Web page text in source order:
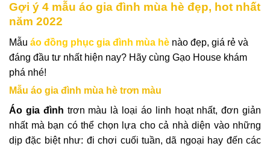
Gợi ý 4 mẫu áo gia đình mùa hè đẹp, hot nhất
năm 2022
Mẫu áo đồng phục gia đình mùa hè nào đẹp, giá rẻ và
đáng đầu tư nhất hiện nay? Hãy cùng Gạo House khám
phá nhé!
Mẫu áo gia đình mùa hè trơn màu
Áo gia đình trơn màu là loại áo linh hoạt nhất, đơn giản
nhất mà bạn có thể chọn lựa cho cả nhà diện vào những
dịp đặc biệt như: đi chơi cuối tuần, dã ngoại hay đến các